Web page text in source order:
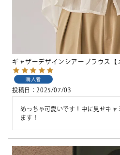
ギャザーデザインシアーブラウス【
購入者
投稿日 2025/07/03
めっちゃ可愛いです！中に見せキ
ます！